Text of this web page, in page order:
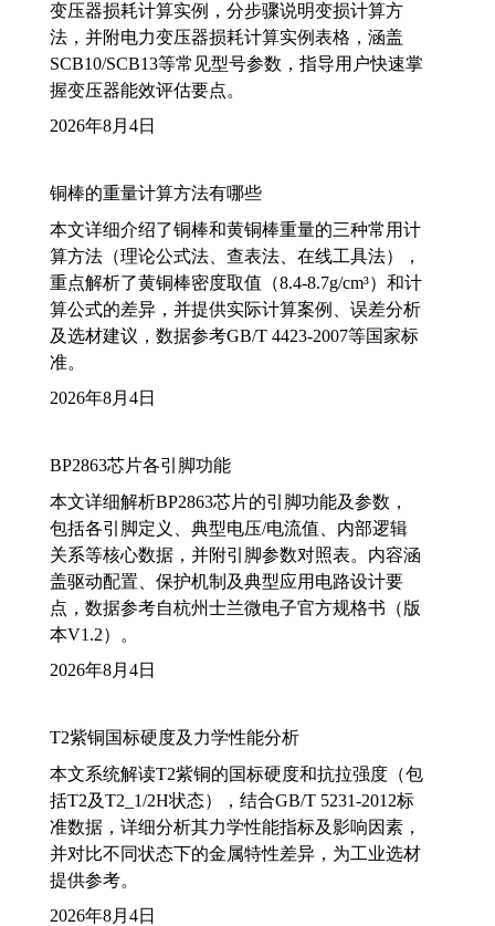
变压器损耗计算实例，分步骤说明变损计算方
法，并附电力变压器损耗计算实例表格，涵盖
SCB10/SCB13等常见型号参数，指导用户快速掌
握变压器能效评估要点。
2026年8月4日
铜棒的重量计算方法有哪些
本文详细介绍了铜棒和黄铜棒重量的三种常用计
算方法（理论公式法、查表法、在线工具法），
重点解析了黄铜棒密度取值（8.4-8.7g/cm³）和计
算公式的差异，并提供实际计算案例、误差分析
及选材建议，数据参考GB/T 4423-2007等国家标
准。
2026年8月4日
BP2863芯片各引脚功能
本文详细解析BP2863芯片的引脚功能及参数，
包括各引脚定义、典型电压/电流值、内部逻辑
关系等核心数据，并附引脚参数对照表。内容涵
盖驱动配置、保护机制及典型应用电路设计要
点，数据参考自杭州士兰微电子官方规格书（版
本V1.2）。
2026年8月4日
T2紫铜国标硬度及力学性能分析
本文系统解读T2紫铜的国标硬度和抗拉强度（包
括T2及T2_1/2H状态），结合GB/T 5231-2012标
准数据，详细分析其力学性能指标及影响因素，
并对比不同状态下的金属特性差异，为工业选材
提供参考。
2026年8月4日